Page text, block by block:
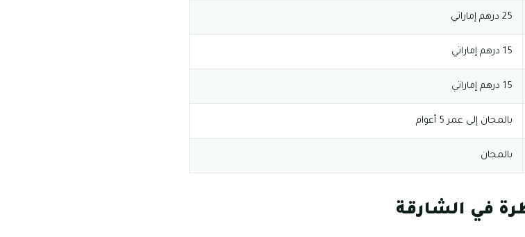
25 درهم إماراتي
15 درهم إماراتي
15 درهم إماراتي
بالمجان إلى عمر 5 أعوام
بالمجان
في الشارقة